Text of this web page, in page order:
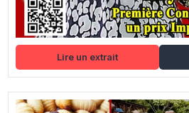
Lire un extrait